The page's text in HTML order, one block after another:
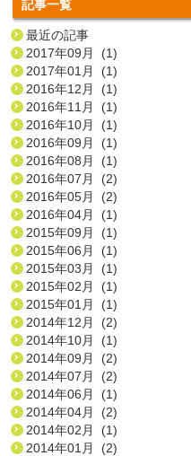
記事一覧
最近の記事
2017年09月 (1)
2017年01月 (1)
2016年12月 (1)
2016年11月 (1)
2016年10月 (1)
2016年09月 (1)
2016年08月 (1)
2016年07月 (2)
2016年05月 (2)
2016年04月 (1)
2015年09月 (1)
2015年06月 (1)
2015年03月 (1)
2015年02月 (1)
2015年01月 (1)
2014年12月 (2)
2014年10月 (1)
2014年09月 (2)
2014年07月 (2)
2014年06月 (1)
2014年04月 (2)
2014年02月 (1)
2014年01月 (2)